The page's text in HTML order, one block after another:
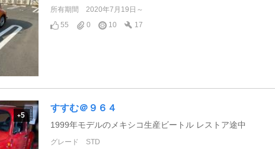
所有期間
2020年7月19日～
55
0 10 17
+5
すすむ＠９６４
1999年モデルのメキシコ生産ビートル レストア途中
グレード
STD